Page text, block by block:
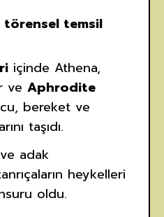
törensel temsil
içinde Athena,
ve Aphrodite
bereket ve
taşıdı.
adak
heykelleri
oldu.